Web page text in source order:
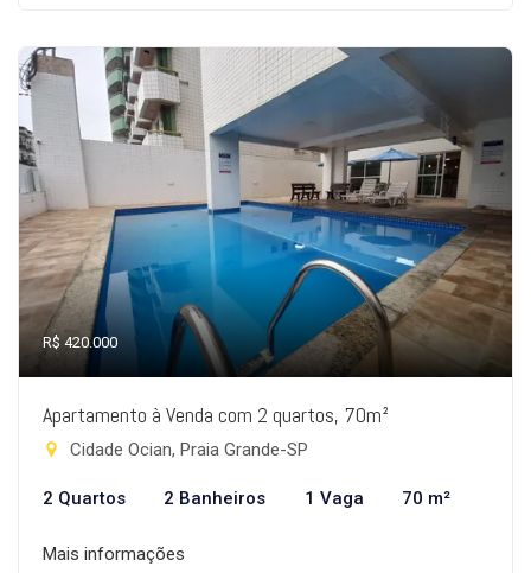
R$ 420.000
Apartamento à Venda com 2 quartos, 70m²
Cidade Ocian, Praia Grande-SP
2 Quartos 2 Banheiros 1 Vaga 70 m²
Mais informações